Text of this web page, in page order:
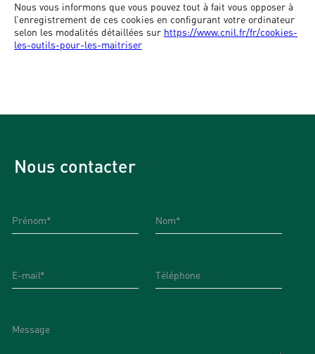
Nous vous informons que vous pouvez tout à fait vous opposer à
l’enregistrement de ces cookies en configurant votre ordinateur
selon les modalités détaillées sur https://www.cnil.fr/fr/cookies-
les-outils-pour-les-maitriser
Nous contacter